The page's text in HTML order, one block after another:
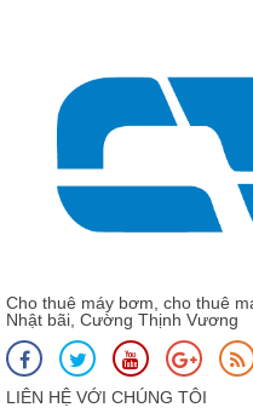
Cho thuê máy bơm, cho thuê
Nhật bãi, Cường Thịnh Vương
LIÊN HỆ VỚI CHÚNG TÔI